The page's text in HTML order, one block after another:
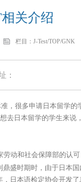
关介绍
栏目：J-Test/TOP/GNK
很多申请日本留学的
去日本留学的学生来说
动和社会保障部的认
盛时期时，由于日本
日本语检定协会开发了